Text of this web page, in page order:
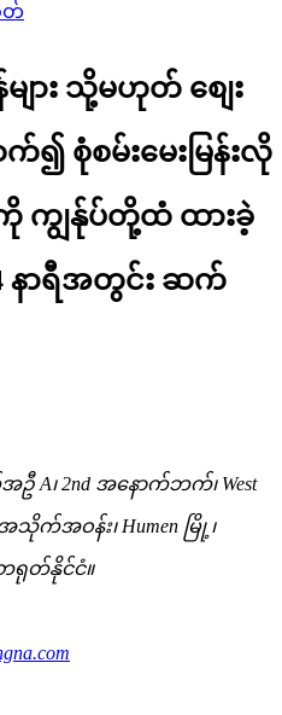
တ်
း သို့မဟုတ် စျေး
၍ စုံစမ်းမေးမြန်းလို
ကျွန်ုပ်တို့ထံ ထားခဲ့
နာရီအတွင်း ဆက်
A၊ 2nd အနောက်ဘက်၊ West
အသိုက်အဝန်း၊ Humen မြို့၊
တရုတ်နိုင်ငံ။